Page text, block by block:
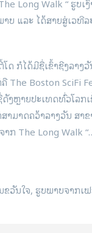
Long Walk “ ຮູບ
ບ ແລະ ໄດ້ສາຍສູ່ເວທີ
ດ ກໍໄດ້ມີຊື່ເຂົ້າຊີງລາງ
The Boston SciFi
ງຫຼາຍປະເທດທົ່ວໂລກ
າມາດຄວ້າລາງວັນ ສາ
າກ The Long Walk
ວັນໃຈ, ຮູບພາບຈາກເ